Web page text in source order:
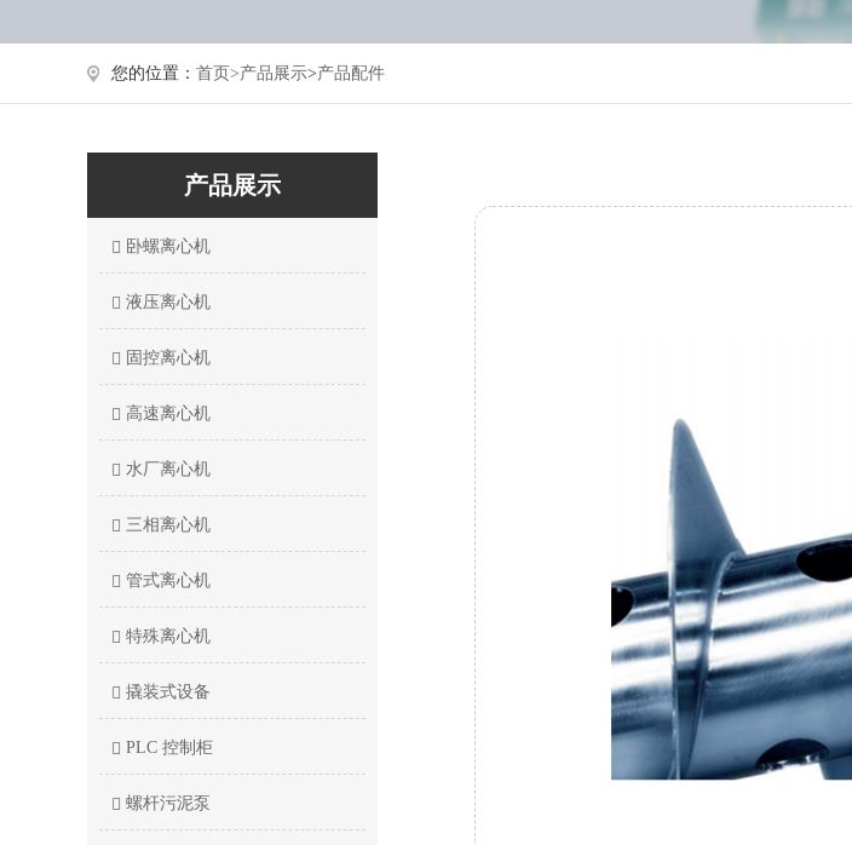
您的位置： 首页>产品展示>产品配件
产品展示
卧螺离心机
液压离心机
固控离心机
高速离心机
水厂离心机
三相离心机
管式离心机
特殊离心机
撬装式设备
PLC 控制柜
螺杆污泥泵